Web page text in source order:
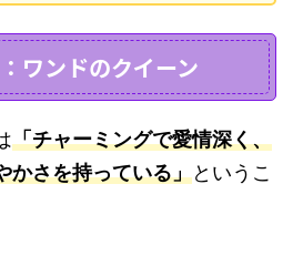
ワンドのクイーン
「チャーミングで愛情深く、
かさを持っている」というこ